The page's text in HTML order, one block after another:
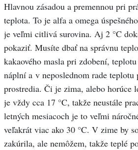
Hlavnou zásadou a premennou pri
teplota. To je alfa a omega
je veľmi citlivá surovina. Aj 2 °C
pokaziť. Musíte dbať na správnu
kakaového masla pri zdobení,
náplní a v neposlednom rade teplotu
prostredia. Či je zima, alebo horúce
je vždy cca 17 °C, takže neustále
letných mesiacoch je to veľmi
veľakrát viac ako 30 °C. V zime by
zakúrila, ale nemôžem, takže teplé